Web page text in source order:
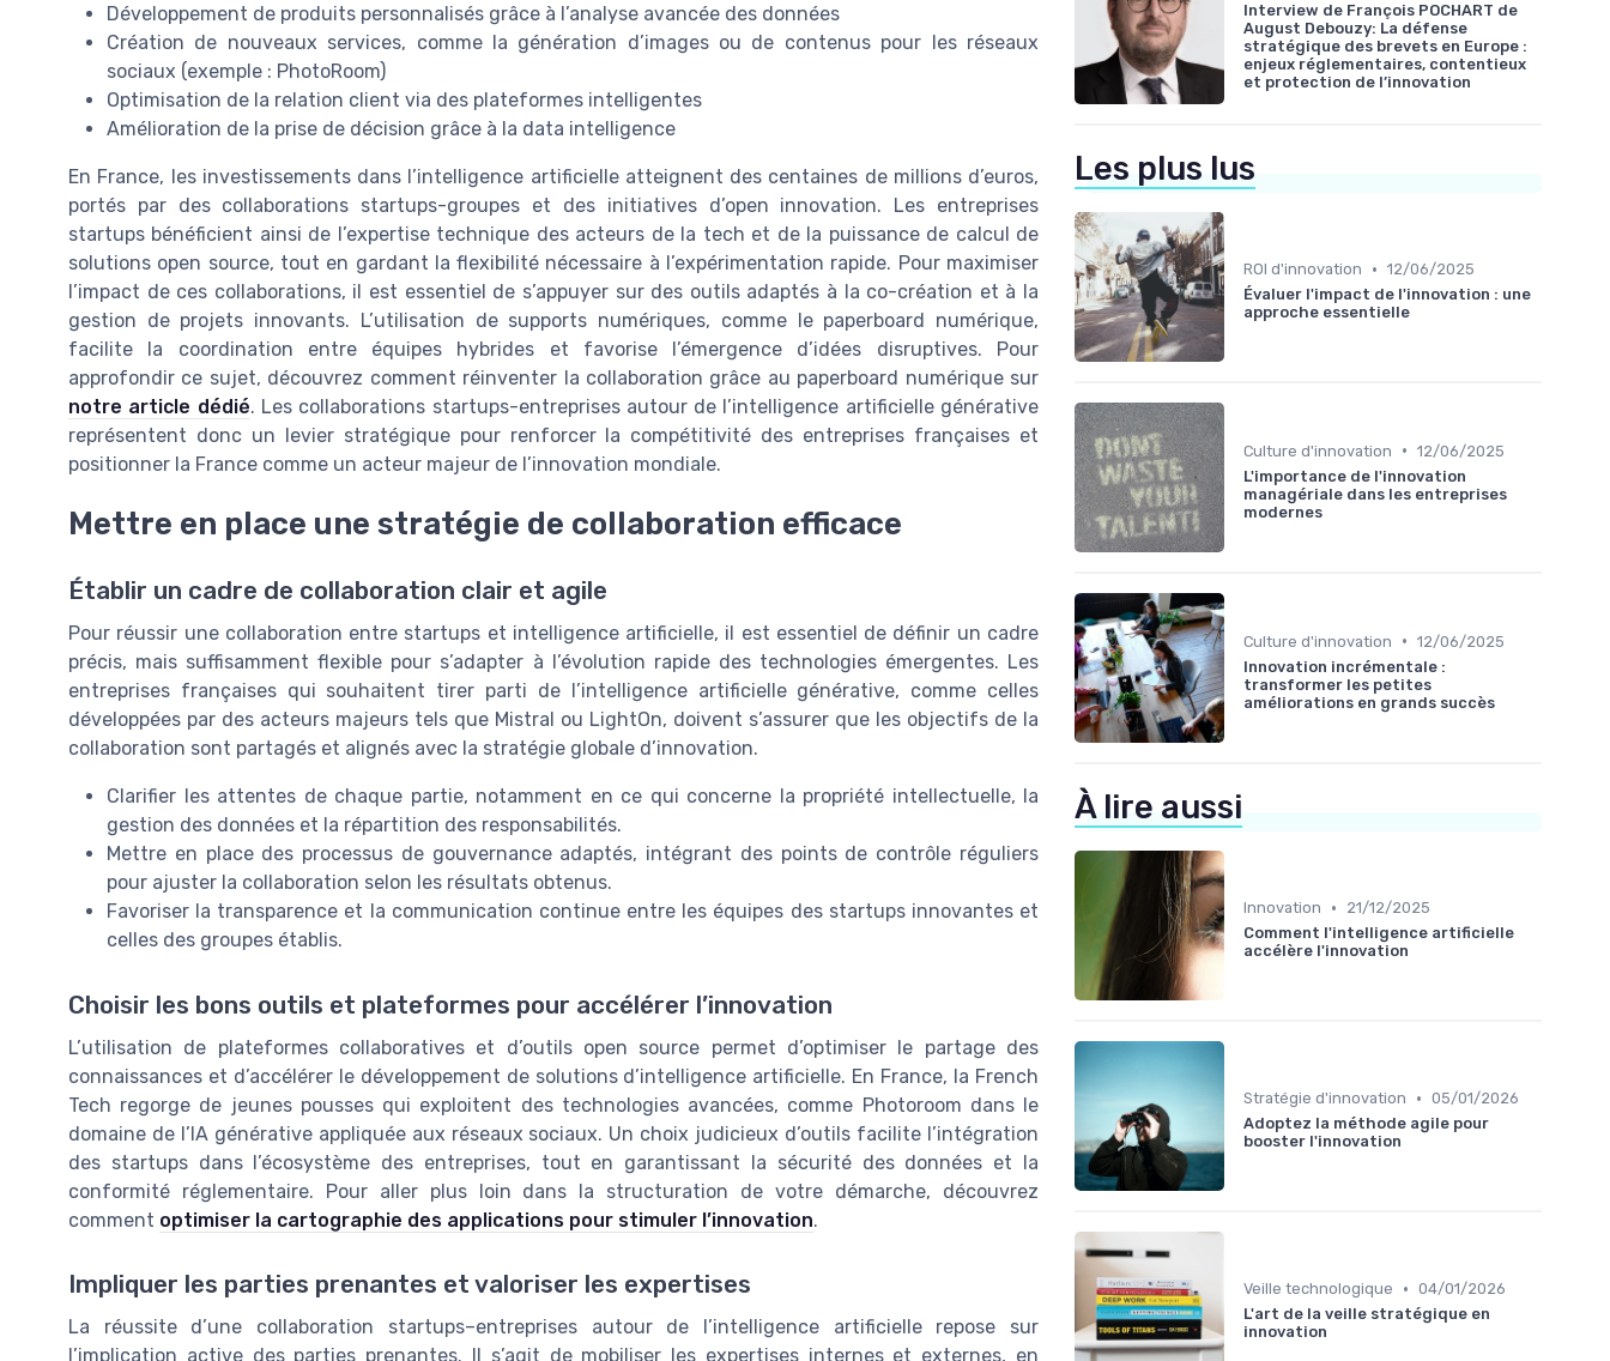
Développement de produits personnalisés grâce à l’analyse avancée des données
Création de nouveaux services, comme la génération d’images ou de contenus pour les réseaux
sociaux (exemple : PhotoRoom)
Optimisation de la relation client via des plateformes intelligentes
Amélioration de la prise de décision grâce à la data intelligence
En France, les investissements dans l’intelligence artificielle atteignent des centaines de millions d’euros,
portés par des collaborations startups-groupes et des initiatives d’open innovation. Les entreprises
startups bénéficient ainsi de l’expertise technique des acteurs de la tech et de la puissance de calcul de
solutions open source, tout en gardant la flexibilité nécessaire à l’expérimentation rapide. Pour maximiser
l’impact de ces collaborations, il est essentiel de s’appuyer sur des outils adaptés à la co-création et à la
gestion de projets innovants. L’utilisation de supports numériques, comme le paperboard numérique,
facilite la coordination entre équipes hybrides et favorise l’émergence d’idées disruptives. Pour
approfondir ce sujet, découvrez comment réinventer la collaboration grâce au paperboard numérique sur
notre article dédié. Les collaborations startups-entreprises autour de l’intelligence artificielle générative
représentent donc un levier stratégique pour renforcer la compétitivité des entreprises françaises et
positionner la France comme un acteur majeur de l’innovation mondiale.
Mettre en place une stratégie de collaboration efficace
Établir un cadre de collaboration clair et agile
Pour réussir une collaboration entre startups et intelligence artificielle, il est essentiel de définir un cadre
précis, mais suffisamment flexible pour s’adapter à l’évolution rapide des technologies émergentes. Les
entreprises françaises qui souhaitent tirer parti de l’intelligence artificielle générative, comme celles
développées par des acteurs majeurs tels que Mistral ou LightOn, doivent s’assurer que les objectifs de la
collaboration sont partagés et alignés avec la stratégie globale d’innovation.
Clarifier les attentes de chaque partie, notamment en ce qui concerne la propriété intellectuelle, la
gestion des données et la répartition des responsabilités.
Mettre en place des processus de gouvernance adaptés, intégrant des points de contrôle réguliers
pour ajuster la collaboration selon les résultats obtenus.
Favoriser la transparence et la communication continue entre les équipes des startups innovantes et
celles des groupes établis.
Choisir les bons outils et plateformes pour accélérer l’innovation
L’utilisation de plateformes collaboratives et d’outils open source permet d’optimiser le partage des
connaissances et d’accélérer le développement de solutions d’intelligence artificielle. En France, la French
Tech regorge de jeunes pousses qui exploitent des technologies avancées, comme Photoroom dans le
domaine de l’IA générative appliquée aux réseaux sociaux. Un choix judicieux d’outils facilite l’intégration
des startups dans l’écosystème des entreprises, tout en garantissant la sécurité des données et la
conformité réglementaire. Pour aller plus loin dans la structuration de votre démarche, découvrez
comment optimiser la cartographie des applications pour stimuler l’innovation.
Impliquer les parties prenantes et valoriser les expertises
La réussite d’une collaboration startups–entreprises autour de l’intelligence artificielle repose sur
l’implication active des parties prenantes. Il s’agit de mobiliser les expertises internes et externes, en
Interview de François POCHART de
August Debouzy: La défense
stratégique des brevets en Europe :
enjeux réglementaires, contentieux
et protection de l’innovation
Les plus lus
ROI d'innovation • 12/06/2025
Évaluer l'impact de l'innovation : une
approche essentielle
Culture d'innovation • 12/06/2025
L'importance de l'innovation
managériale dans les entreprises
modernes
Culture d'innovation • 12/06/2025
Innovation incrémentale :
transformer les petites
améliorations en grands succès
À lire aussi
Innovation •
21/12/2025
Comment l'intelligence artificielle
accélère l'innovation
Stratégie d'innovation • 05/01/2026
Adoptez la méthode agile pour
booster l'innovation
Veille technologique • 04/01/2026
L'art de la veille stratégique en
innovation